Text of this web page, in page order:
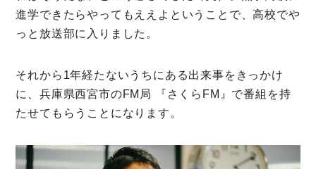
進学できたらやってもええよということで、高校でや
っと放送部に入りました。
それから1年経たないうちにある出来事をきっかけ
に、兵庫県西宮市のFM局 『さくらFM』で番組を持
たせてもらうことになります。